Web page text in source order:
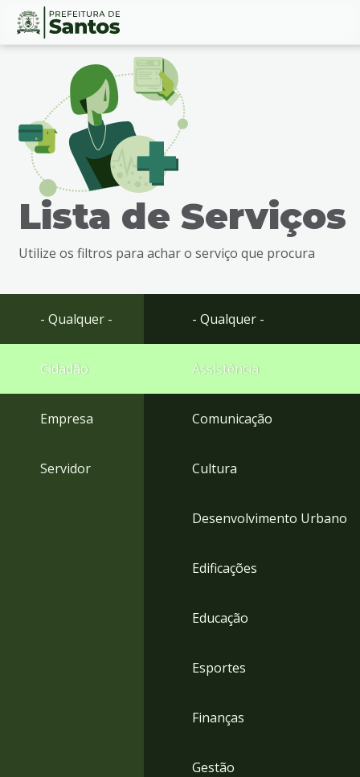
Ir
busca
Ir
rodapé
Conteúdo
Lista de Serviços
Utilize os filtros para achar o serviço que procura
- Qualquer -
Cidadão
Empresa
Servidor
- Qualquer -
Assistência
Comunicação
Cultura
Desenvolvimento Urbano
Edificações
Educação
Esportes
Finanças
Gestão